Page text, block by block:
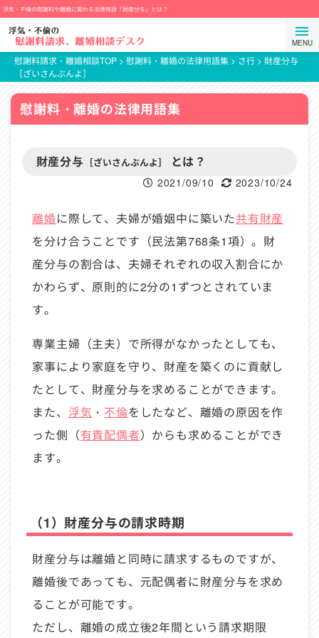
コ
ン
ま
ス
浮気・不倫の慰謝料や離婚に関わる法律用語「財産分与」とは？
弁
人
ロ
メ
ニ
ー
開
慰謝料請求・離婚相談TOP> 慰謝料・離婚の法律用語集> さ行> 財産分与
［ざいさんぶんよ］
慰謝料・離婚の法律用語集
財産分与 ［ざいさんぶんよ］ とは？
2021/09/10 2023/10/24
離婚に際して、夫婦が婚姻中に築いた共有財産
を分け合うことです（民法第768条1項）。財
産分与の割合は、夫婦それぞれの収入割合にか
かわらず、原則的に2分の1ずつとされていま
す。
専業主婦（主夫）で所得がなかったとしても、
家事により家庭を守り、財産を築くのに貢献し
たとして、財産分与を求めることができます。
また、 浮気 ・ 不倫をしたなど、離婚の原因を作
った側（有責配偶者）からも求めることができ
ます。
（1）財産分与の請求時期
財産分与は離婚と同時に請求するものですが、
離婚後であっても、元配偶者に財産分与を求め
ることが可能です。
ただし、離婚の成立後2年間という請求期限